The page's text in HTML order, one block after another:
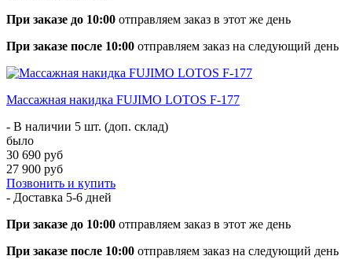
При заказе до 10:00 отправляем заказ в этот же день
При заказе после 10:00 отправляем заказ на следующий день
Массажная накидка FUJIMO LOTOS F-177
- В наличии 5 шт. (доп. склад)
было
30 690 руб
27 900 руб
Позвонить и купить
- Доставка 5-6 дней
При заказе до 10:00 отправляем заказ в этот же день
При заказе после 10:00 отправляем заказ на следующий день